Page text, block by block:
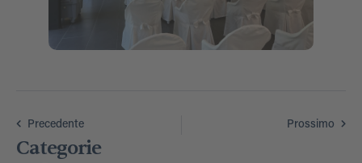
Precedente Prossimo
Categorie